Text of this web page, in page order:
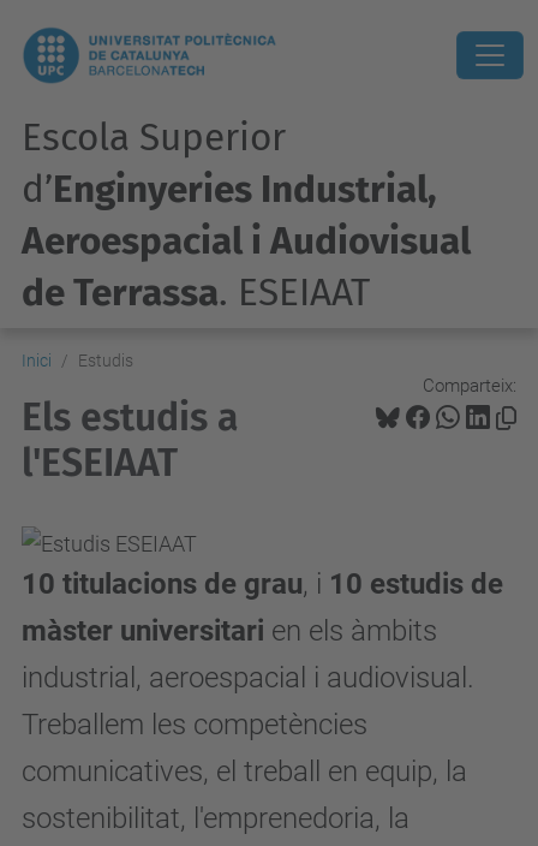
Escola Superior
d’Enginyeries Industrial,
Aeroespacial i Audiovisual
de Terrassa. ESEIAAT
Inici Estudis
Comparteix:
Els estudis a
l'ESEIAAT
10 titulacions de grau, i 10 estudis de
màster universitari en els àmbits
industrial, aeroespacial i audiovisual.
Treballem les competències
comunicatives, el treball en equip, la
sostenibilitat, l'emprenedoria, la